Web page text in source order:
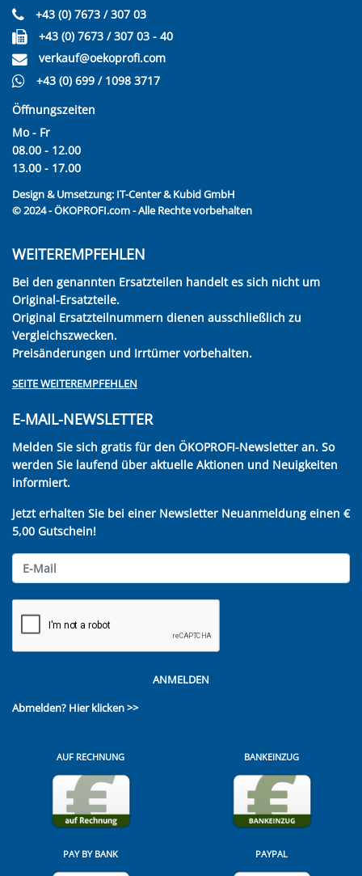
+43 (0) 7673 / 307 03
+43 (0) 7673 / 307 03 - 40
verkauf@oekoprofi.com
+43 (0) 699 / 1098 3717
Öffnungszeiten
Mo - Fr
08.00 - 12.00
13.00 - 17.00
Design & Umsetzung: IT-Center & Kubid GmbH
© 2024 - ÖKOPROFI.com - Alle Rechte vorbehalten
WEITEREMPFEHLEN
Bei den genannten Ersatzteilen handelt es sich nicht um
Original-Ersatzteile.
Original Ersatzteilnummern dienen ausschließlich zu
Vergleichszwecken.
Preisänderungen und Irrtümer vorbehalten.
SEITE WEITEREMPFEHLEN
E-MAIL-NEWSLETTER
Melden Sie sich gratis für den ÖKOPROFI-Newsletter an. So
werden Sie laufend über aktuelle Aktionen und Neuigkeiten
informiert.
Jetzt erhalten Sie bei einer Newsletter Neuanmeldung einen €
5,00 Gutschein!
ANMELDEN
Abmelden? Hier klicken >>
AUF RECHNUNG BANKEINZUG
PAY BY BANK PAYPAL